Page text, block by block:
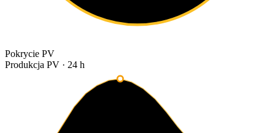
Pokrycie PV
Produkcja PV · 24 h